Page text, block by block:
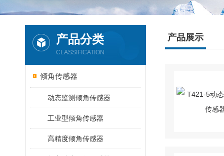
产品分类
CLASSIFICATION
倾角传感器
动态监测倾角传感器
工业型倾角传感器
高精度倾角传感器
产品展示